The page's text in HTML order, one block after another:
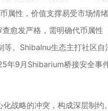
属性，价值支撑易受市场情
愈发严格，需明确代币属性
。ShibaInu生态主打社区
年9月Shibarium桥接安全事
战略的冲突，构成深层制